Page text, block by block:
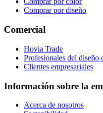
Comprar por diseño
Comercial
Hovia Trade
Profesionales del diseño
Clientes empresariales
Información sobre la
Acerca de nosotros